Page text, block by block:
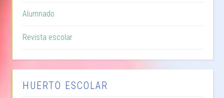
Alumnado
Revista escolar
HUERTO ESCOLAR